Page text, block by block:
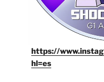
https://
hl=es